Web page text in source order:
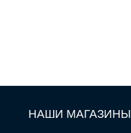
НАШИ МАГАЗИНЫ